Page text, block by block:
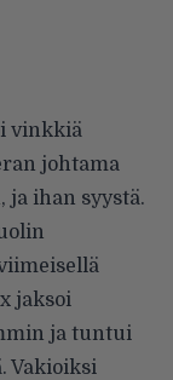
vinkkiä
johtama
ja ihan syystä.
jaksoi
ja tuntui
Vakioiksi